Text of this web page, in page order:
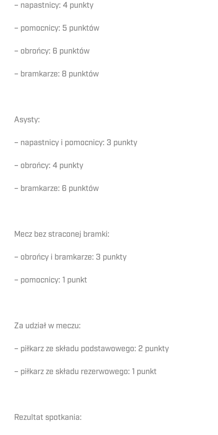
– napastnicy: 4 punkty
– pomocnicy: 5 punktów
– obrońcy: 6 punktów
– bramkarze: 8 punktów
Asysty:
– napastnicy i pomocnicy: 3 punkty
– obrońcy: 4 punkty
– bramkarze: 6 punktów
Mecz bez straconej bramki:
– obrońcy i bramkarze: 3 punkty
– pomocnicy: 1 punkt
Za udział w meczu:
– piłkarz ze składu podstawowego: 2 punkty
– piłkarz ze składu rezerwowego: 1 punkt
Rezultat spotkania: